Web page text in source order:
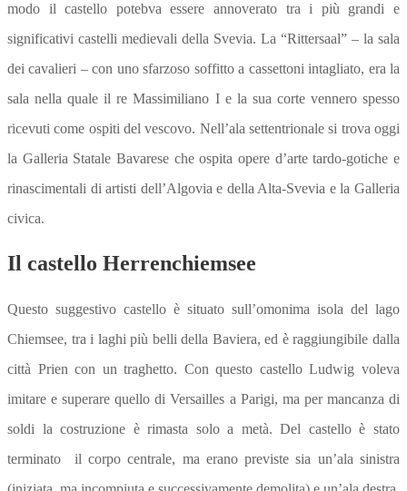
modo il castello potebva essere annoverato tra i più grandi e
significativi castelli medievali della Svevia. La “Rittersaal” – la sala
dei cavalieri – con uno sfarzoso soffitto a cassettoni intagliato, era la
sala nella quale il re Massimiliano I e la sua corte vennero spesso
ricevuti come ospiti del vescovo. Nell’ala settentrionale si trova oggi
la Galleria Statale Bavarese che ospita opere d’arte tardo-gotiche e
rinascimentali di artisti dell’Algovia e della Alta-Svevia e la Galleria
civica.
Il castello Herrenchiemsee
Questo suggestivo castello è situato sull’omonima isola del lago
Chiemsee, tra i laghi più belli della Baviera, ed è raggiungibile dalla
città Prien con un traghetto. Con questo castello Ludwig voleva
imitare e superare quello di Versailles a Parigi, ma per mancanza di
soldi la costruzione è rimasta solo a metà. Del castello è stato
terminato il corpo centrale, ma erano previste sia un’ala sinistra